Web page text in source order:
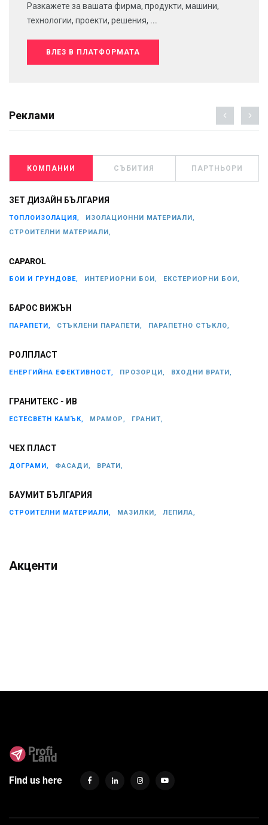
Разкажете за вашата фирма, продукти, машини,
технологии, проекти, решения, ...
ВЛЕЗ В ПЛАТФОРМАТА
Реклами
КОМПАНИИ СЪБИТИЯ ПАРТНЬОРИ
ЗЕТ ДИЗАЙН БЪЛГАРИЯ
ТОПЛОИЗОЛАЦИЯ,
ИЗОЛАЦИОННИ МАТЕРИАЛИ,
СТРОИТЕЛНИ МАТЕРИАЛИ,
CAPAROL
БОИ И ГРУНДОВЕ, ИНТЕРИОРНИ БОИ, ЕКСТЕРИОРНИ БОИ,
БАРОС ВИЖЪН
ПАРАПЕТИ, СТЪКЛЕНИ ПАРАПЕТИ, ПАРАПЕТНО СТЪКЛО,
РОЛПЛАСТ
ЕНЕРГИЙНА ЕФЕКТИВНОСТ, ПРОЗОРЦИ, ВХОДНИ ВРАТИ,
ГРАНИТЕКС - ИВ
ЕСТЕСВЕТН КАМЪК, МРАМОР, ГРАНИТ,
ЧЕХ ПЛАСТ
ДОГРАМИ, ФАСАДИ, ВРАТИ,
БАУМИТ БЪЛГАРИЯ
СТРОИТЕЛНИ МАТЕРИАЛИ, МАЗИЛКИ, ЛЕПИЛА,
Акценти
Find us here